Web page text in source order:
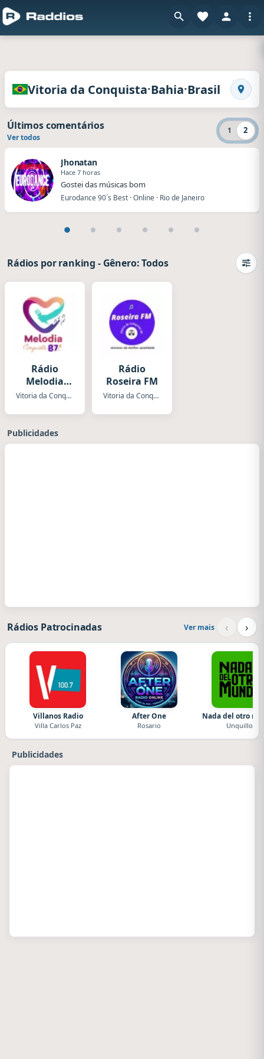
Rádios da Vitoria da Conquista · Bahia · Brasil
Vitoria da Conquista·Bahia·Brasil
1 2
Últimos comentários
Ver todos
Jhonatan
Hace 7 horas
Gostei das músicas bom
Eurodance 90´s Best · Online · Rio de Janeiro
Rádios por ranking - Gênero: Todos
Rádio
Melodia
ConquistaVitoria da Conquista
Rádio
Roseira FM
Vitoria da Conquista
Publicidades
Rádios Patrocinadas Ver mais ‹ ›
Villanos Radio
Villa Carlos Paz
After One
Rosario
Nada del otro
Unquillo
Publicidades